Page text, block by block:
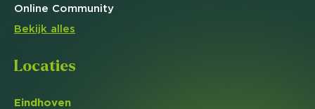
Online Community
Bekijk alles
Locaties
Eindhoven